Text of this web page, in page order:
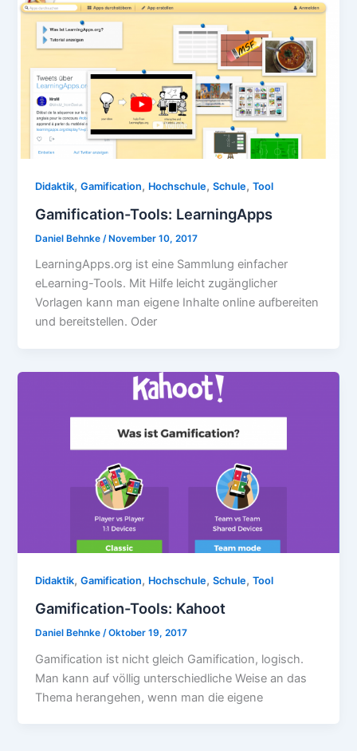
Didaktik,Gamification, Hochschule,Schule,Tool
Gamification-Tools: LearningApps
Daniel Behnke /November 10, 2017
LearningApps.org ist eine Sammlung einfacher
eLearning-Tools. Mit Hilfe leicht zugänglicher
Vorlagen kann man eigene Inhalte online aufbereiten
und bereitstellen. Oder
Didaktik,Gamification, Hochschule,Schule,Tool
Gamification-Tools: Kahoot
Daniel Behnke /Oktober 19, 2017
Gamification ist nicht gleich Gamification, logisch.
Man kann auf völlig unterschiedliche Weise an das
Thema herangehen, wenn man die eigene